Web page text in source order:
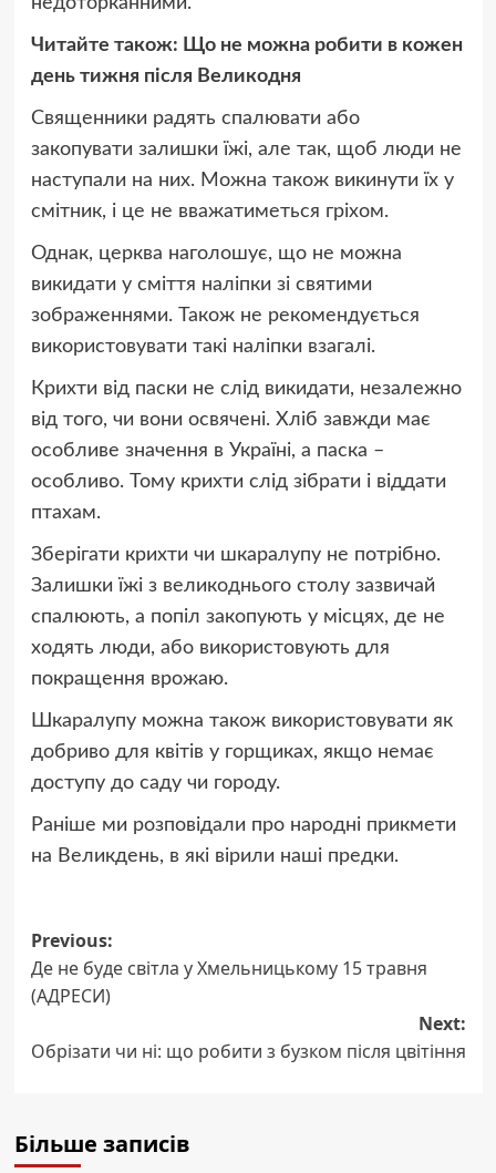
Читайте також: Що не можна робити в кожен
день тижня після Великодня
Священники радять спалювати або
закопувати залишки їжі, але так, щоб люди не
наступали на них. Можна також викинути їх у
смітник, і це не вважатиметься гріхом.
Однак, церква наголошує, що не можна
викидати у сміття наліпки зі святими
зображеннями. Також не рекомендується
використовувати такі наліпки взагалі.
Крихти від паски не слід викидати, незалежно
від того, чи вони освячені. Хліб завжди має
особливе значення в Україні, а паска –
особливо. Тому крихти слід зібрати і віддати
птахам.
Зберігати крихти чи шкаралупу не потрібно.
Залишки їжі з великоднього столу зазвичай
спалюють, а попіл закопують у місцях, де не
ходять люди, або використовують для
покращення врожаю.
Шкаралупу можна також використовувати як
добриво для квітів у горщиках, якщо немає
доступу до саду чи городу.
Раніше ми розповідали про народні прикмети
на Великдень, в які вірили наші предки.
Post
navigation
Previous:
Де не буде світла у Хмельницькому 15 травня
(АДРЕСИ)
Next:
Обрізати чи ні: що робити з бузком після цвітіння
Більше записів